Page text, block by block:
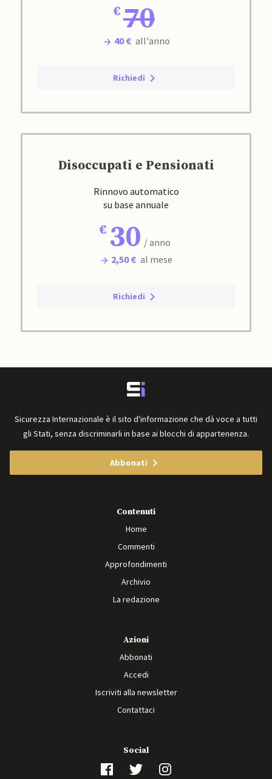
70
40 € all'anno
Richiedi
Disoccupati e Pensionati
Rinnovo automatico
su base annuale
30 / anno
2,50 € al mese
Richiedi
Sicurezza Internazionale è il sito d'informazione che dà voce a tutti
gli Stati, senza discriminarli in base ai blocchi di appartenenza.
Abbonati
Contenuti
Home
Commenti
Approfondimenti
Archivio
La redazione
Azioni
Abbonati
Accedi
Iscriviti alla newsletter
Contattaci
Social